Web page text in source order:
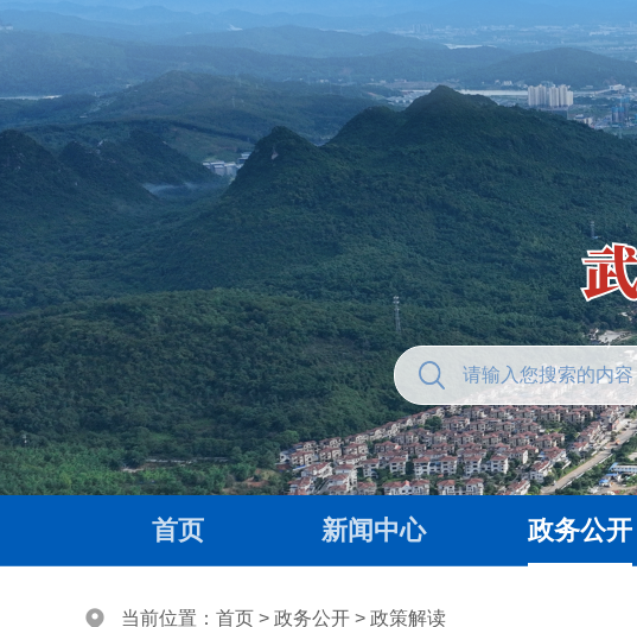
首页 新闻中心 政务公开
当前位置： 首页 > 政务公开 > 政策解读